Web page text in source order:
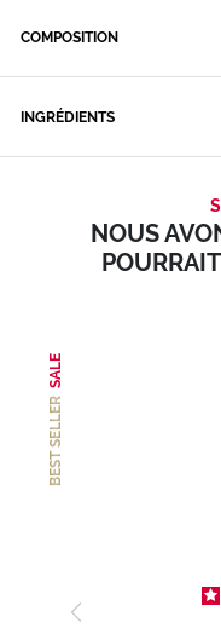
COMPOSITION
INGRÉDIENTS
NOUS
BEST SELLER
SALE